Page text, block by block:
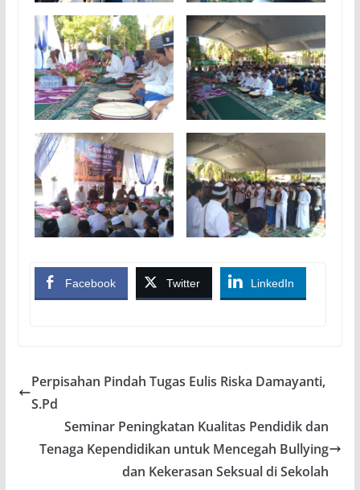
Facebook Twitter LinkedIn
Perpisahan Pindah Tugas Eulis Riska Damayanti,
S.Pd
Seminar Peningkatan Kualitas Pendidik dan
Tenaga Kependidikan untuk Mencegah Bullying
dan Kekerasan Seksual di Sekolah